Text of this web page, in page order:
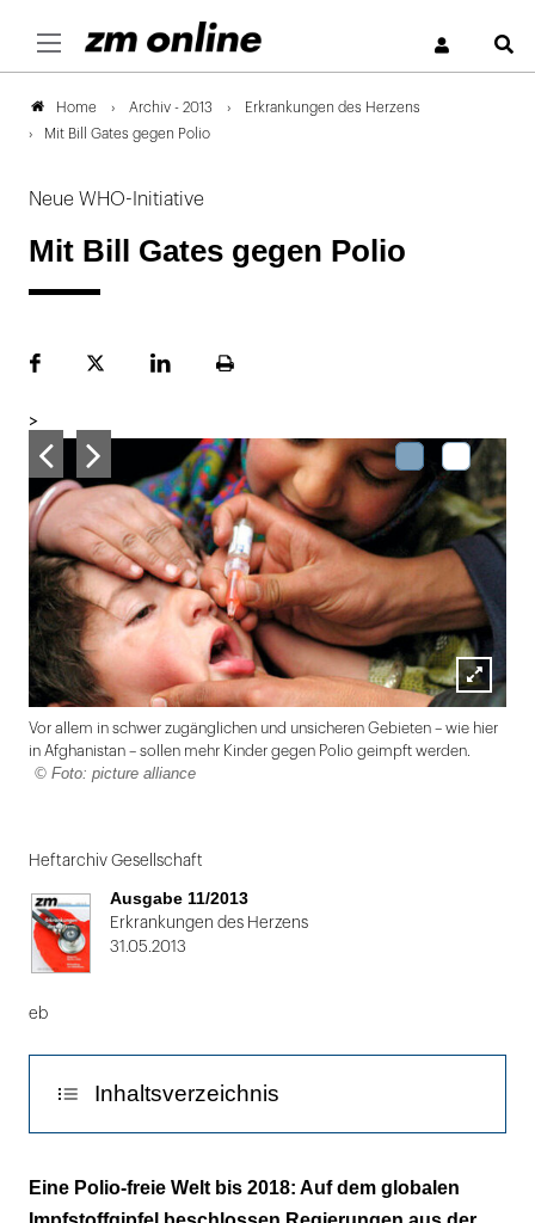
Home Archiv - 2013
Erkrankungen des Herzens
Mit Bill Gates gegen Polio
Neue WHO-Initiative
Mit Bill Gates gegen Polio
FacebookPlattformLinekdInSeite
>
Lightbox
öffnen
Vor allem in schwer zugänglichen und unsicheren Gebieten – wie hier
in Afghanistan – sollen mehr Kinder gegen Polio geimpft werden.
© Foto: picture alliance
1
von
2
Heftarchiv Gesellschaft
Ausgabe 11/2013
Erkrankungen des Herzens
31.05.2013
eb
Inhaltsverzeichnis
Begrenztes Zeitfenster
Eine Polio-freie Welt bis 2018: Auf dem globalen